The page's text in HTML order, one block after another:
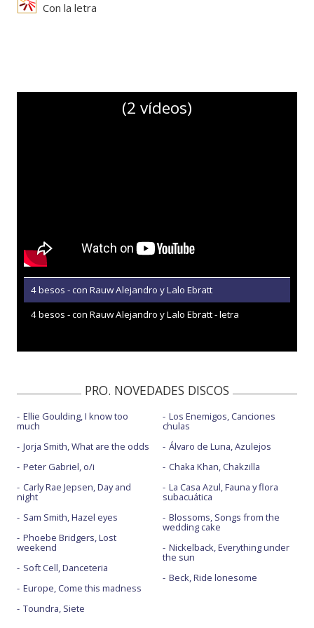
Con la letra
(2 vídeos)
4 besos - con Rauw Alejandro y Lalo Ebratt
4 besos - con Rauw Alejandro y Lalo Ebratt - letra
PRO. NOVEDADES DISCOS
Ellie Goulding, I know too
much
Jorja Smith, What are the odds
Peter Gabriel, o/i
Carly Rae Jepsen, Day and
night
Sam Smith, Hazel eyes
Phoebe Bridgers, Lost
weekend
Soft Cell, Danceteria
Europe, Come this madness
Toundra, Siete
Los Enemigos, Canciones
chulas
Álvaro de Luna, Azulejos
Chaka Khan, Chakzilla
La Casa Azul, Fauna y flora
subacuática
Blossoms, Songs from the
wedding cake
Nickelback, Everything under
the sun
Beck, Ride lonesome